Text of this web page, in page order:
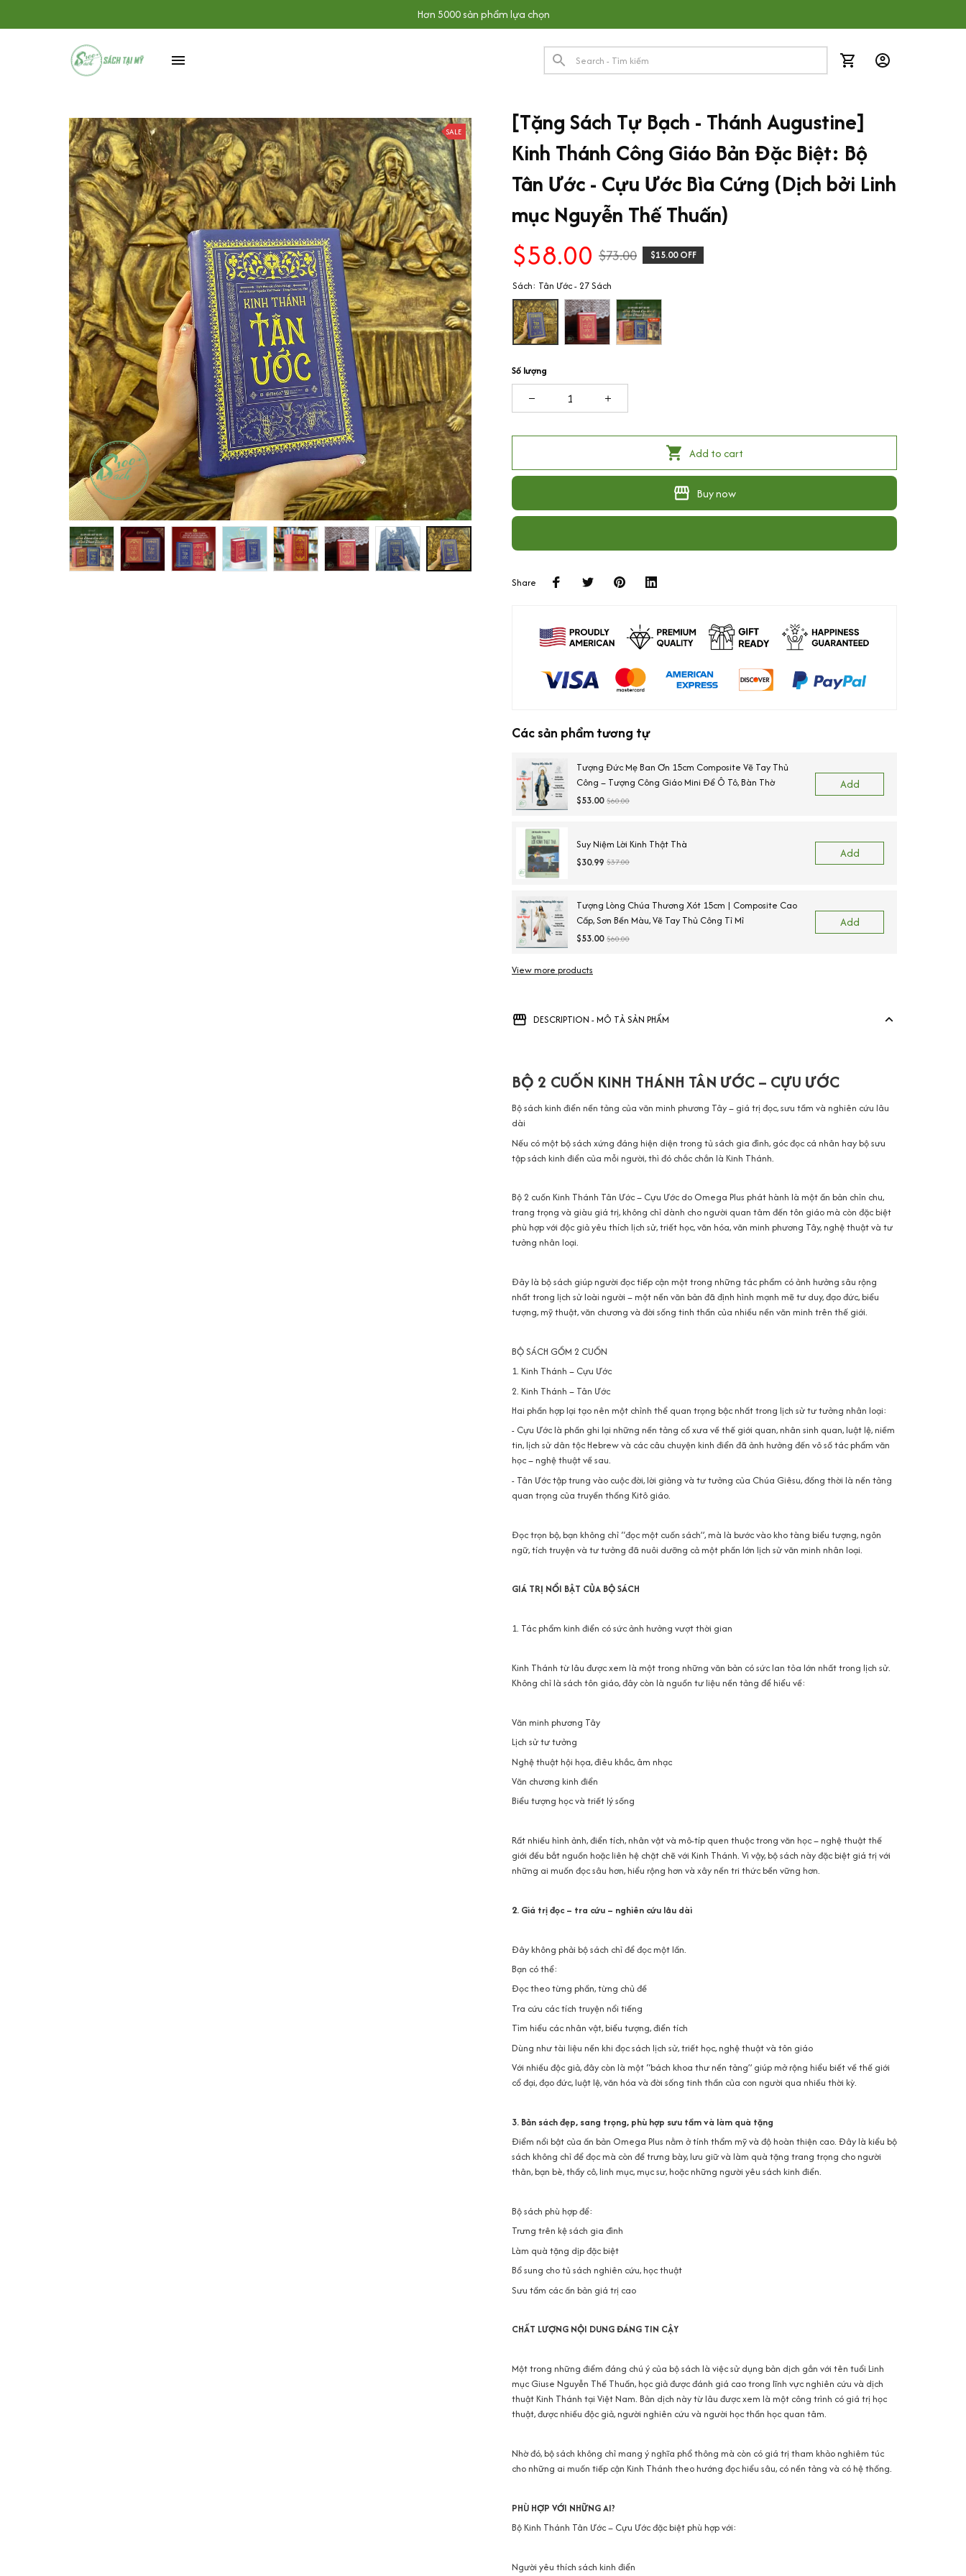
Hơn 5000 sản phẩm lựa chọn
SALE
[Tặng Sách Tự Bạch - Thánh Augustine]
Kinh Thánh Công Giáo Bản Đặc Biệt: Bộ
Tân Ước - Cựu Ước Bìa Cứng (Dịch bởi Linh
mục Nguyễn Thế Thuấn)
$58.00 $73.00 $15.00 OFF
Sách: Tân Ước - 27 Sách
Số lượng
Add to cart
Buy now
Share
Các sản phẩm tương tự
Tượng Đức Mẹ Ban Ơn 15cm Composite Vẽ Tay Thủ
Công – Tượng Công Giáo Mini Để Ô Tô, Bàn Thờ
$53.00 $60.00
Add
Suy Niệm Lời Kinh Thật Thà
$30.99 $37.00
Add
Tượng Lòng Chúa Thương Xót 15cm | Composite Cao
Cấp, Sơn Bền Màu, Vẽ Tay Thủ Công Tỉ Mỉ
$53.00 $60.00
Add
View more products
DESCRIPTION - MÔ TẢ SẢN PHẨM
BỘ 2 CUỐN KINH THÁNH TÂN ƯỚC – CỰU ƯỚC
Bộ sách kinh điển nền tảng của văn minh phương Tây – giá trị đọc, sưu tầm và nghiên cứu lâu
dài
Nếu có một bộ sách xứng đáng hiện diện trong tủ sách gia đình, góc đọc cá nhân hay bộ sưu
tập sách kinh điển của mỗi người, thì đó chắc chắn là Kinh Thánh.
Bộ 2 cuốn Kinh Thánh Tân Ước – Cựu Ước do Omega Plus phát hành là một ấn bản chỉn chu,
trang trọng và giàu giá trị, không chỉ dành cho người quan tâm đến tôn giáo mà còn đặc biệt
phù hợp với độc giả yêu thích lịch sử, triết học, văn hóa, văn minh phương Tây, nghệ thuật và tư
tưởng nhân loại.
Đây là bộ sách giúp người đọc tiếp cận một trong những tác phẩm có ảnh hưởng sâu rộng
nhất trong lịch sử loài người – một nền văn bản đã định hình mạnh mẽ tư duy, đạo đức, biểu
tượng, mỹ thuật, văn chương và đời sống tinh thần của nhiều nền văn minh trên thế giới.
BỘ SÁCH GỒM 2 CUỐN
1. Kinh Thánh – Cựu Ước
2. Kinh Thánh – Tân Ước
Hai phần hợp lại tạo nên một chỉnh thể quan trọng bậc nhất trong lịch sử tư tưởng nhân loại:
- Cựu Ước là phần ghi lại những nền tảng cổ xưa về thế giới quan, nhân sinh quan, luật lệ, niềm
tin, lịch sử dân tộc Hebrew và các câu chuyện kinh điển đã ảnh hưởng đến vô số tác phẩm văn
học – nghệ thuật về sau.
- Tân Ước tập trung vào cuộc đời, lời giảng và tư tưởng của Chúa Giêsu, đồng thời là nền tảng
quan trọng của truyền thống Kitô giáo.
Đọc trọn bộ, bạn không chỉ “đọc một cuốn sách”, mà là bước vào kho tàng biểu tượng, ngôn
ngữ, tích truyện và tư tưởng đã nuôi dưỡng cả một phần lớn lịch sử văn minh nhân loại.
GIÁ TRỊ NỔI BẬT CỦA BỘ SÁCH
1. Tác phẩm kinh điển có sức ảnh hưởng vượt thời gian
Kinh Thánh từ lâu được xem là một trong những văn bản có sức lan tỏa lớn nhất trong lịch sử.
Không chỉ là sách tôn giáo, đây còn là nguồn tư liệu nền tảng để hiểu về:
Văn minh phương Tây
Lịch sử tư tưởng
Nghệ thuật hội họa, điêu khắc, âm nhạc
Văn chương kinh điển
Biểu tượng học và triết lý sống
Rất nhiều hình ảnh, điển tích, nhân vật và mô-típ quen thuộc trong văn học – nghệ thuật thế
giới đều bắt nguồn hoặc liên hệ chặt chẽ với Kinh Thánh. Vì vậy, bộ sách này đặc biệt giá trị với
những ai muốn đọc sâu hơn, hiểu rộng hơn và xây nền tri thức bền vững hơn.
2. Giá trị đọc – tra cứu – nghiên cứu lâu dài
Đây không phải bộ sách chỉ để đọc một lần.
Bạn có thể:
Đọc theo từng phần, từng chủ đề
Tra cứu các tích truyện nổi tiếng
Tìm hiểu các nhân vật, biểu tượng, điển tích
Dùng như tài liệu nền khi đọc sách lịch sử, triết học, nghệ thuật và tôn giáo
Với nhiều độc giả, đây còn là một “bách khoa thư nền tảng” giúp mở rộng hiểu biết về thế giới
cổ đại, đạo đức, luật lệ, văn hóa và đời sống tinh thần của con người qua nhiều thời kỳ.
3. Bản sách đẹp, sang trọng, phù hợp sưu tầm và làm quà tặng
Điểm nổi bật của ấn bản Omega Plus nằm ở tính thẩm mỹ và độ hoàn thiện cao. Đây là kiểu bộ
sách không chỉ để đọc mà còn để trưng bày, lưu giữ và làm quà tặng trang trọng cho người
thân, bạn bè, thầy cô, linh mục, mục sư, hoặc những người yêu sách kinh điển.
Bộ sách phù hợp để:
Trưng trên kệ sách gia đình
Làm quà tặng dịp đặc biệt
Bổ sung cho tủ sách nghiên cứu, học thuật
Sưu tầm các ấn bản giá trị cao
CHẤT LƯỢNG NỘI DUNG ĐÁNG TIN CẬY
Một trong những điểm đáng chú ý của bộ sách là việc sử dụng bản dịch gắn với tên tuổi Linh
mục Giuse Nguyễn Thế Thuấn, học giả được đánh giá cao trong lĩnh vực nghiên cứu và dịch
thuật Kinh Thánh tại Việt Nam. Bản dịch này từ lâu được xem là một công trình có giá trị học
thuật, được nhiều độc giả, người nghiên cứu và người học thần học quan tâm.
Nhờ đó, bộ sách không chỉ mang ý nghĩa phổ thông mà còn có giá trị tham khảo nghiêm túc
cho những ai muốn tiếp cận Kinh Thánh theo hướng đọc hiểu sâu, có nền tảng và có hệ thống.
PHÙ HỢP VỚI NHỮNG AI?
Bộ Kinh Thánh Tân Ước – Cựu Ước đặc biệt phù hợp với:
Người yêu thích sách kinh điển